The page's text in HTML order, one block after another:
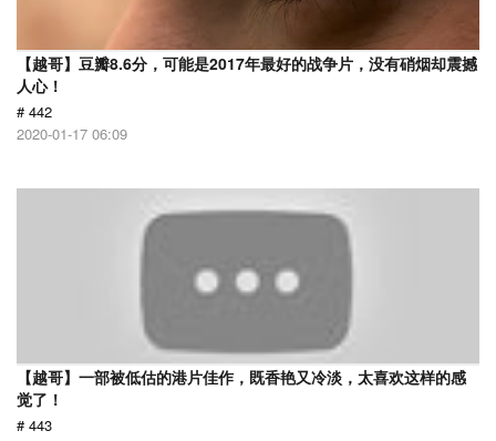
【越哥】豆瓣8.6分，可能是2017年最好的战争片，没有硝烟却震撼
人心！
# 442
2020-01-17 06:09
【越哥】一部被低估的港片佳作，既香艳又冷淡，太喜欢这样的感
觉了！
# 443